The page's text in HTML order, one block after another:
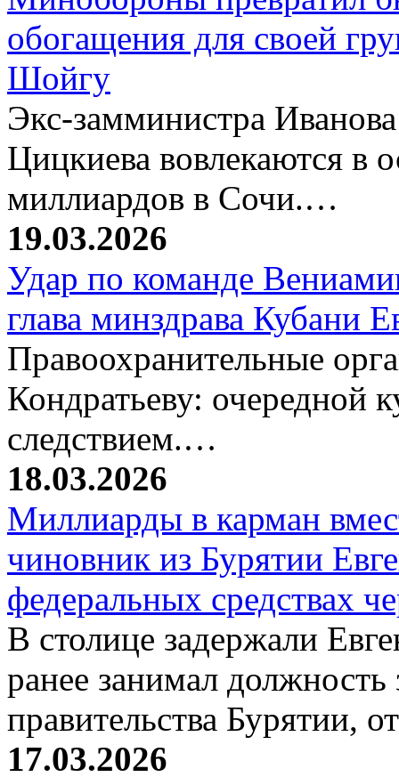
обогащения для своей
Шойгу
Экс-замминистра
Цицкиева вовлекаются в
миллиардов в Сочи.…
19.03.2026
Удар по команде
глава минздрава Кубани
Правоохранительные
Кондратьеву: очередной
следствием.…
18.03.2026
Миллиарды в карман
чиновник из Бурятии
федеральных средствах
В столице задержали
ранее занимал должность
правительства Бурятии,
17.03.2026